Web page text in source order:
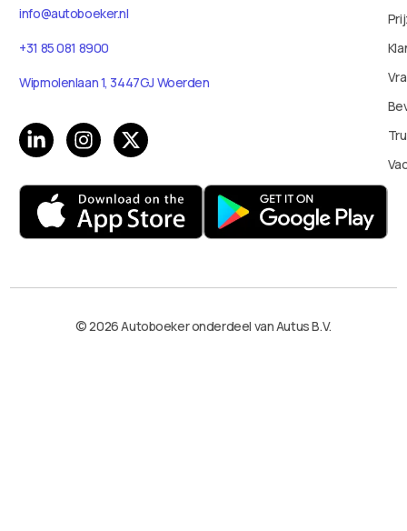
info@autoboeker.nl
+31 85 081 8900
Wipmolenlaan 1, 3447GJ Woerden
© 2026 Autoboeker onderdeel van Autus B.V.